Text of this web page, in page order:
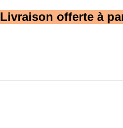
Livraison offerte à